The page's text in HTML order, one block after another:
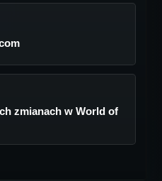
zmianach w World of